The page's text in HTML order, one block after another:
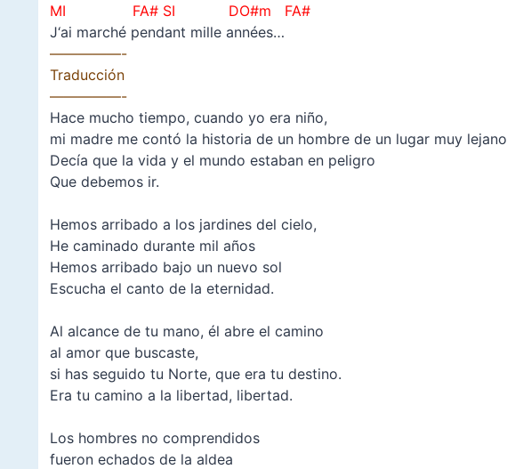
MI FA# SI DO#m FA#
J‘ai marché pendant mille années…
—————-
Traducción
—————-
Hace mucho tiempo, cuando yo era niño,
mi madre me contó la historia de un hombre de un lugar muy lejano
Decía que la vida y el mundo estaban en peligro
Que debemos ir.
Hemos arribado a los jardines del cielo,
He caminado durante mil años
Hemos arribado bajo un nuevo sol
Escucha el canto de la eternidad.
Al alcance de tu mano, él abre el camino
al amor que buscaste,
si has seguido tu Norte, que era tu destino.
Era tu camino a la libertad, libertad.
Los hombres no comprendidos
fueron echados de la aldea